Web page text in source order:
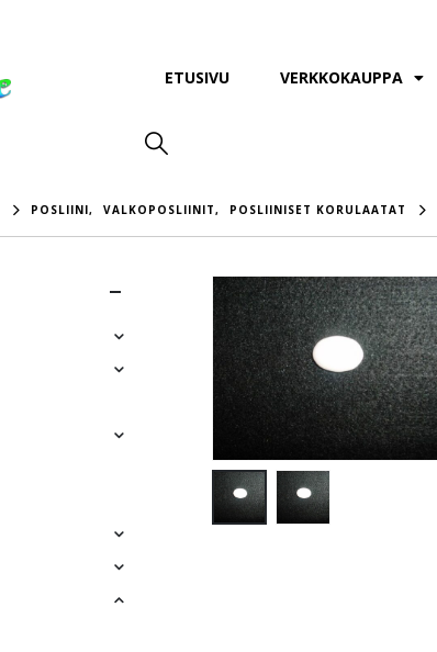
ETUSIVU VERKKOKAUPPA
POSLIINI, VALKOPOSLIINIT, POSLIINISET KORULAATAT